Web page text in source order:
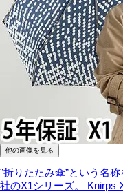
他の画像を見る
”折りたたみ傘”という名
社のX1シリーズ。
Knirps